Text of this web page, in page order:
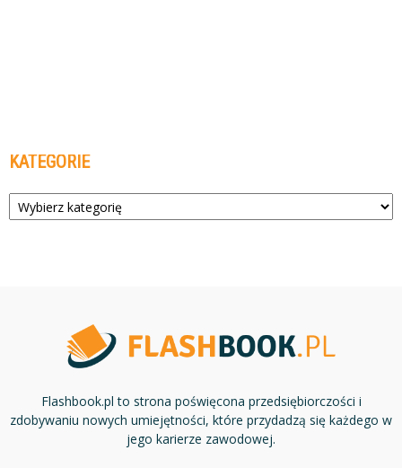
KATEGORIE
Kategorie
Flashbook.pl to strona poświęcona przedsiębiorczości i
zdobywaniu nowych umiejętności, które przydadzą się każdego w
jego karierze zawodowej.